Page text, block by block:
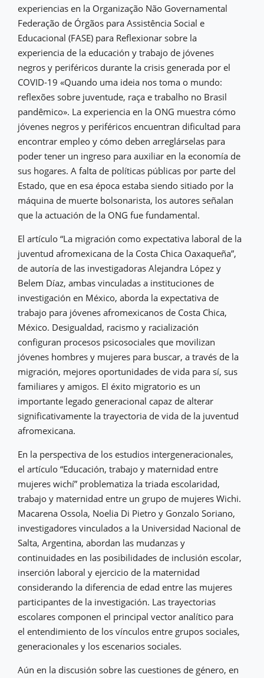
experiencias en la Organização Não Governamental
Federação de Órgãos para Assistência Social e
Educacional (FASE) para Reflexionar sobre la
experiencia de la educación y trabajo de jóvenes
negros y periféricos durante la crisis generada por el
COVID-19 «Quando uma ideia nos toma o mundo:
reflexões sobre juventude, raça e trabalho no Brasil
pandêmico». La experiencia en la ONG muestra cómo
jóvenes negros y periféricos encuentran dificultad para
encontrar empleo y cómo deben arreglárselas para
poder tener un ingreso para auxiliar en la economía de
sus hogares. A falta de políticas públicas por parte del
Estado, que en esa época estaba siendo sitiado por la
máquina de muerte bolsonarista, los autores señalan
que la actuación de la ONG fue fundamental.
El artículo “La migración como expectativa laboral de la
juventud afromexicana de la Costa Chica Oaxaqueña”,
de autoría de las investigadoras Alejandra López y
Belem Díaz, ambas vinculadas a instituciones de
investigación en México, aborda la expectativa de
trabajo para jóvenes afromexicanos de Costa Chica,
México. Desigualdad, racismo y racialización
configuran procesos psicosociales que movilizan
jóvenes hombres y mujeres para buscar, a través de la
migración, mejores oportunidades de vida para sí, sus
familiares y amigos. El éxito migratorio es un
importante legado generacional capaz de alterar
significativamente la trayectoria de vida de la juventud
afromexicana.
En la perspectiva de los estudios intergeneracionales,
el artículo “Educación, trabajo y maternidad entre
mujeres wichí” problematiza la triada escolaridad,
trabajo y maternidad entre un grupo de mujeres Wichi.
Macarena Ossola, Noelia Di Pietro y Gonzalo Soriano,
investigadores vinculados a la Universidad Nacional de
Salta, Argentina, abordan las mudanzas y
continuidades en las posibilidades de inclusión escolar,
inserción laboral y ejercicio de la maternidad
considerando la diferencia de edad entre las mujeres
participantes de la investigación. Las trayectorias
escolares componen el principal vector analítico para
el entendimiento de los vínculos entre grupos sociales,
generacionales y los escenarios sociales.
Aún en la discusión sobre las cuestiones de género, en